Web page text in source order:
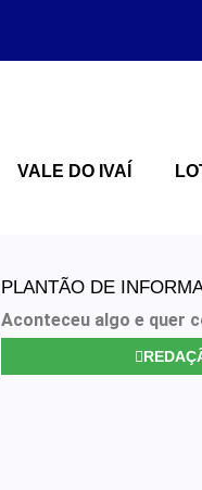
VALE DO IVAÍ
PLANTÃO DE
Aconteceu algo e quer